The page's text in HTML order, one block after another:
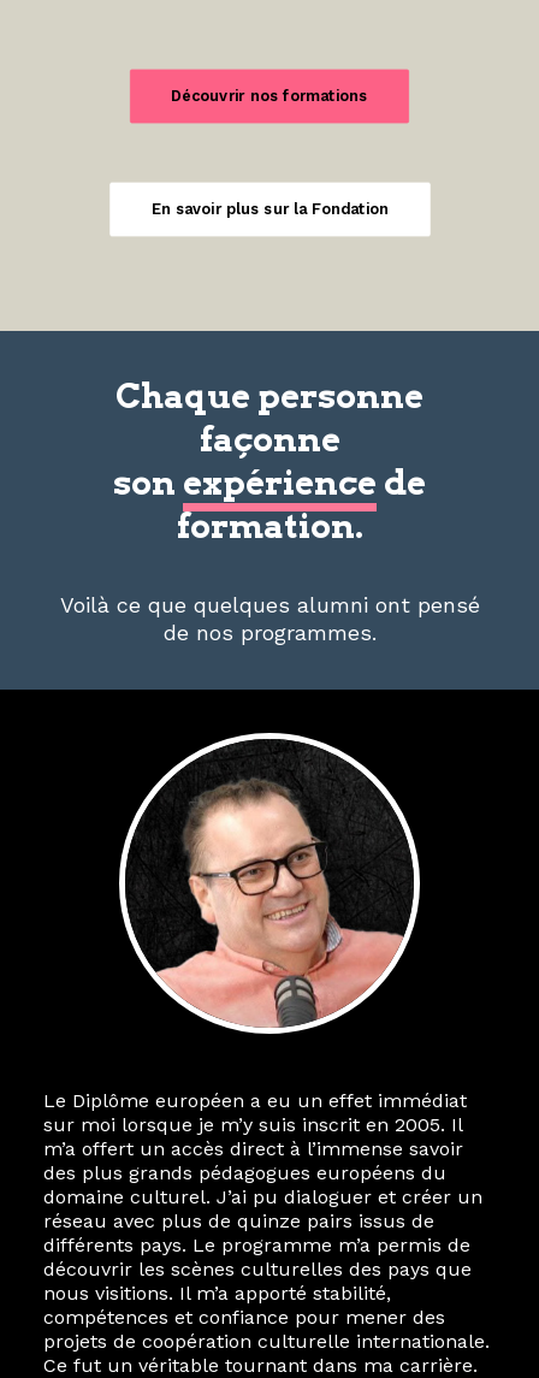
Découvrir nos formations
En savoir plus sur la Fondation
Chaque personne
façonne
son expérience de
formation.
Voilà ce que quelques alumni ont pensé
de nos programmes.
Le Diplôme européen a eu un effet immédiat
sur moi lorsque je m’y suis inscrit en 2005. Il
m’a offert un accès direct à l’immense savoir
des plus grands pédagogues européens du
domaine culturel. J’ai pu dialoguer et créer un
réseau avec plus de quinze pairs issus de
différents pays. Le programme m’a permis de
découvrir les scènes culturelles des pays que
nous visitions. Il m’a apporté stabilité,
compétences et confiance pour mener des
projets de coopération culturelle internationale.
Ce fut un véritable tournant dans ma carrière.